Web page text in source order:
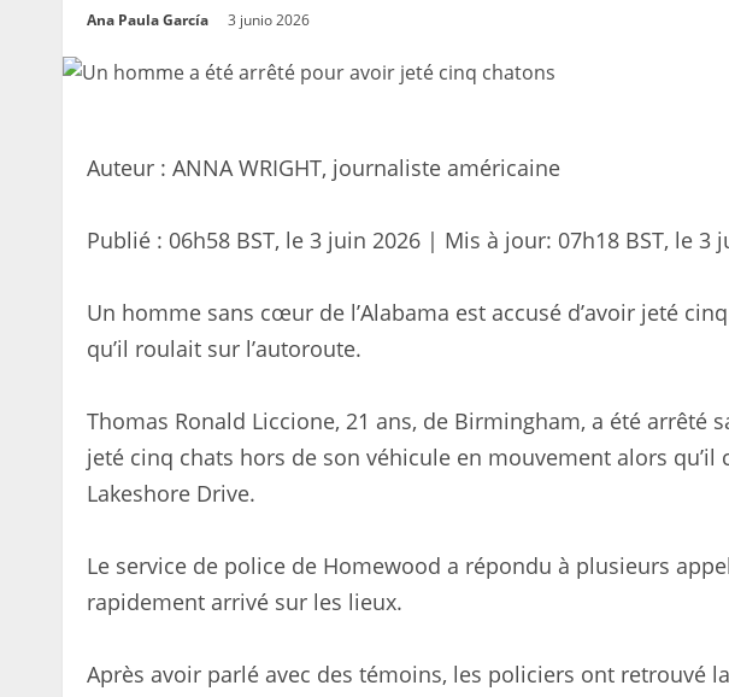
Ana Paula García 3 junio 2026
Auteur : ANNA WRIGHT, journaliste américaine
Publié : 06h58 BST, le 3 juin 2026 | Mis à jour: 07h18 BST, le 3
Un homme sans cœur de l’Alabama est accusé d’avoir jeté
qu’il roulait sur l’autoroute.
Thomas Ronald Liccione, 21 ans, de Birmingham, a été arrêté
jeté cinq chats hors de son véhicule en mouvement alors qu’il
Lakeshore Drive.
Le service de police de Homewood a répondu à plusieurs
rapidement arrivé sur les lieux.
Après avoir parlé avec des témoins, les policiers ont retrouvé